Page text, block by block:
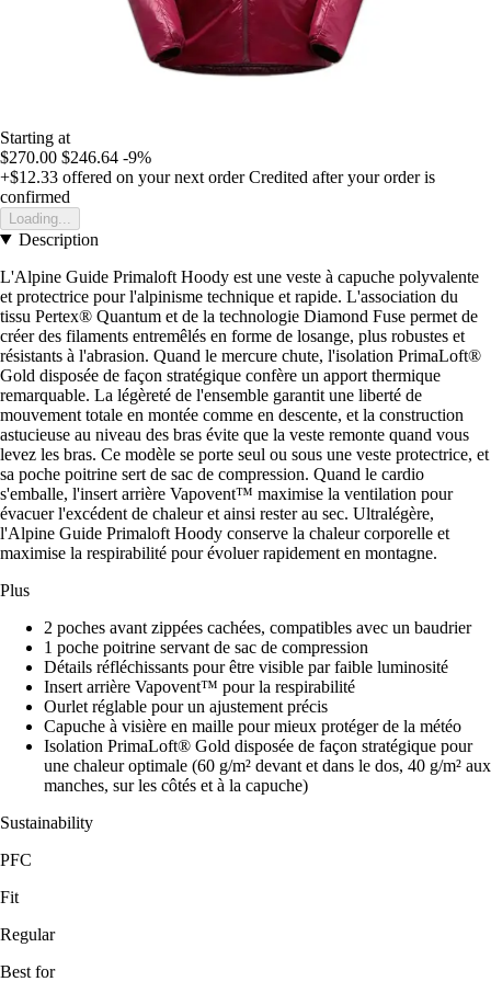
Starting at
$270.00 $246.64 -9%
+$12.33 offered on your next order Credited after your order is
confirmed
Loading...
Description
L'Alpine Guide Primaloft Hoody est une veste à capuche polyvalente
et protectrice pour l'alpinisme technique et rapide. L'association du
tissu Pertex® Quantum et de la technologie Diamond Fuse permet de
créer des filaments entremêlés en forme de losange, plus robustes et
résistants à l'abrasion. Quand le mercure chute, l'isolation PrimaLoft®
Gold disposée de façon stratégique confère un apport thermique
remarquable. La légèreté de l'ensemble garantit une liberté de
mouvement totale en montée comme en descente, et la construction
astucieuse au niveau des bras évite que la veste remonte quand vous
levez les bras. Ce modèle se porte seul ou sous une veste protectrice, et
sa poche poitrine sert de sac de compression. Quand le cardio
s'emballe, l'insert arrière Vapovent™ maximise la ventilation pour
évacuer l'excédent de chaleur et ainsi rester au sec. Ultralégère,
l'Alpine Guide Primaloft Hoody conserve la chaleur corporelle et
maximise la respirabilité pour évoluer rapidement en montagne.
Plus
2 poches avant zippées cachées, compatibles avec un baudrier
1 poche poitrine servant de sac de compression
Détails réfléchissants pour être visible par faible luminosité
Insert arrière Vapovent™ pour la respirabilité
Ourlet réglable pour un ajustement précis
Capuche à visière en maille pour mieux protéger de la météo
Isolation PrimaLoft® Gold disposée de façon stratégique pour
une chaleur optimale (60 g/m² devant et dans le dos, 40 g/m² aux
manches, sur les côtés et à la capuche)
Sustainability
PFC
Fit
Regular
Best for